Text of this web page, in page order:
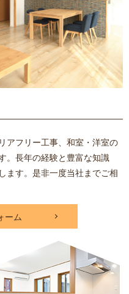
アフリー工事、和室・洋室の
。 長年の経験と豊富な知識
ます。是非一度当社までご相
ーム